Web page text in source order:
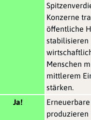
Konzerne
öffentliche
stabilisieren
Menschen
mittlerem
stärken.
Ja!
produzieren